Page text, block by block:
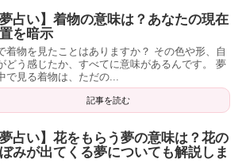
き道（選択肢のあるものならどちら
がかりがない場合は方針、など）
グに回答いただくメール占いという
のやりとりだけで完結します。
夢占い】着物の意味は？あなたの現在
を暗示
着物を見たことはありますか？ その色や形、自
どう感じたか、すべてに意味があるんです。 夢
で見る着物は、ただの...
記事を読む
夢占い】花をもらう夢の意味は？花の
みが出てくる夢についても解説しま